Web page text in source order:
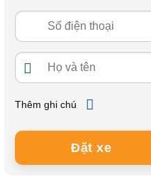
Thêm ghi chú
Đặt xe